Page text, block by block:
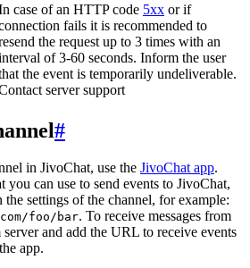
case of an HTTP code 5xx or if
fails it is recommended to
the request up to 3 times with an
of 3-60 seconds. Inform the user
the event is temporarily undeliverable.
server support
#
in JivoChat, use the JivoChat app.
you can use to send events to JivoChat,
settings of the channel, for example:
foo/bar. To receive messages from
and add the URL to receive events
app.